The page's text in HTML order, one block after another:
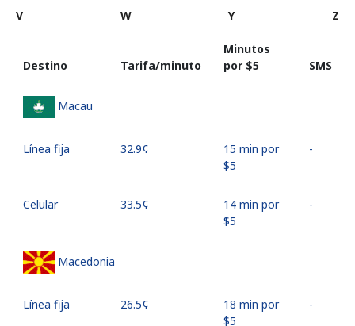
V
W Y Z
Destino Tarifa/minuto
Minutos
por ⁦$5⁩
SMS
Macau
Línea fija ⁦32.9¢⁩
15 min por
⁦$5⁩
-
Celular ⁦33.5¢⁩
14 min por
⁦$5⁩
-
Macedonia
Línea fija ⁦26.5¢⁩
18 min por
⁦$5⁩
-